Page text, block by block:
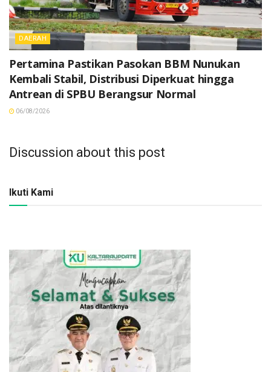
DAERAH
Pertamina Pastikan Pasokan BBM Nunukan
Kembali Stabil, Distribusi Diperkuat hingga
Antrean di SPBU Berangsur Normal
06/08/2026
Discussion about this post
Ikuti Kami